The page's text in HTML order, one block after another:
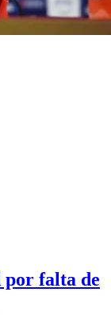
falta de